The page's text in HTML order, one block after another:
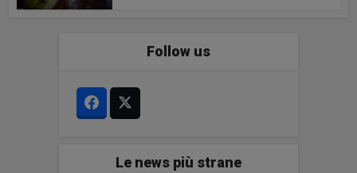
Follow us
Le news più strane